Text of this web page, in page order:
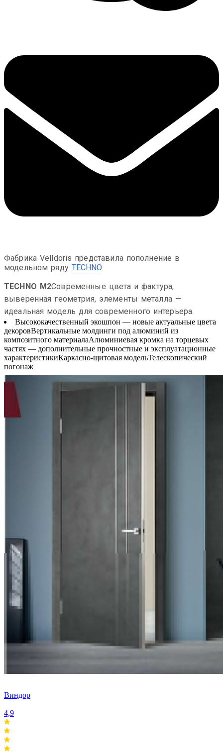
Фабрика Velldoris представила пополнение в
модельном ряду TECHNO.
TECHNO M2Современные цвета и фактура,
выверенная геометрия, элементы металла —
идеальная модель для современного интерьера.
Высококачественный экошпон — новые актуальные цвета
декоровВертикальные молдинги под алюминий из
композитного материалаАлюминиевая кромка на торцевых
частях — дополнительные прочностные и эксплуатационные
характеристикиКаркасно-щитовая модельТелескопический
погонаж
Виндор
4,9